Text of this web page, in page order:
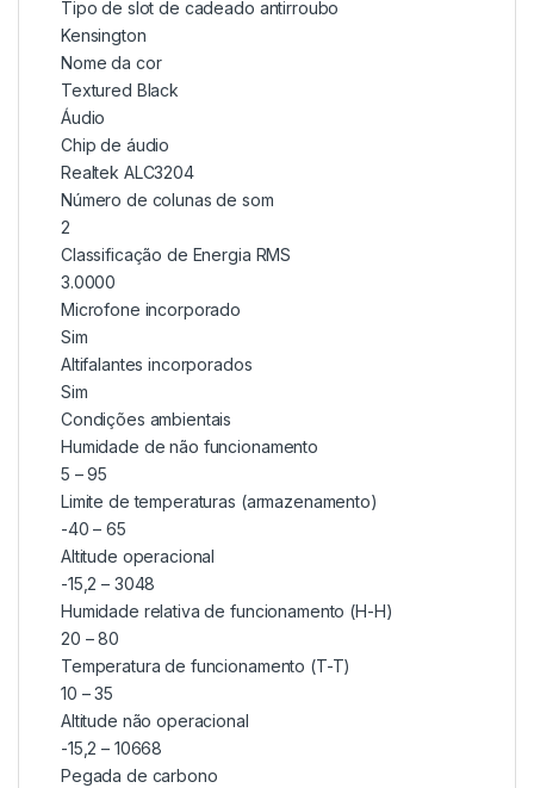
Tipo de slot de cadeado antirroubo
Kensington
Nome da cor
Textured Black
Áudio
Chip de áudio
Realtek ALC3204
Número de colunas de som
2
Classificação de Energia RMS
3.0000
Microfone incorporado
Sim
Altifalantes incorporados
Sim
Condições ambientais
Humidade de não funcionamento
5 – 95
Limite de temperaturas (armazenamento)
-40 – 65
Altitude operacional
-15,2 – 3048
Humidade relativa de funcionamento (H-H)
20 – 80
Temperatura de funcionamento (T-T)
10 – 35
Altitude não operacional
-15,2 – 10668
Pegada de carbono